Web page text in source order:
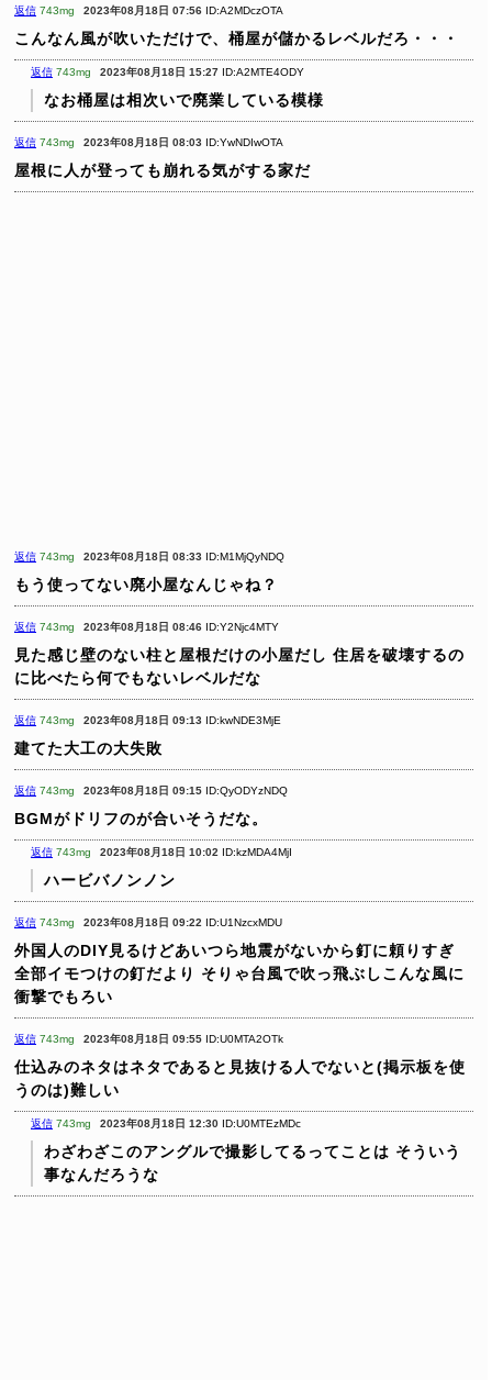
返信 743mg 2023年08月18日 07:56 ID:A2MDczOTA
こんなん風が吹いただけで、桶屋が儲かるレベルだろ・・・
返信 743mg 2023年08月18日 15:27 ID:A2MTE4ODY
なお桶屋は相次いで廃業している模様
返信 743mg 2023年08月18日 08:03 ID:YwNDIwOTA
屋根に人が登っても崩れる気がする家だ
返信 743mg 2023年08月18日 08:33 ID:M1MjQyNDQ
もう使ってない廃小屋なんじゃね？
返信 743mg 2023年08月18日 08:46 ID:Y2Njc4MTY
見た感じ壁のない柱と屋根だけの小屋だし 住居を破壊するの
に比べたら何でもないレベルだな
返信 743mg 2023年08月18日 09:13 ID:kwNDE3MjE
建てた大工の大失敗
返信 743mg 2023年08月18日 09:15 ID:QyODYzNDQ
BGMがドリフのが合いそうだな。
返信 743mg 2023年08月18日 10:02 ID:kzMDA4MjI
ハービバノンノン
返信 743mg 2023年08月18日 09:22 ID:U1NzcxMDU
外国人のDIY見るけどあいつら地震がないから釘に頼りすぎ
全部イモつけの釘だより
そりゃ台風で吹っ飛ぶしこんな風に
衝撃でもろい
返信 743mg 2023年08月18日 09:55 ID:U0MTA2OTk
仕込みのネタはネタであると見抜ける人でないと(掲示板を使
うのは)難しい
返信 743mg 2023年08月18日 12:30 ID:U0MTEzMDc
わざわざこのアングルで撮影してるってことは そういう
事なんだろうな